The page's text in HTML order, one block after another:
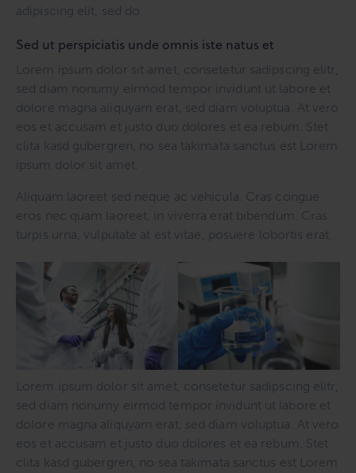
adipiscing elit, sed do.
Sed ut perspiciatis unde omnis iste natus et
Lorem ipsum dolor sit amet, consetetur sadipscing elitr,
sed diam nonumy eirmod tempor invidunt ut labore et
dolore magna aliquyam erat, sed diam voluptua. At vero
eos et accusam et justo duo dolores et ea rebum. Stet
clita kasd gubergren, no sea takimata sanctus est Lorem
ipsum dolor sit amet.
Aliquam laoreet sed neque ac vehicula. Cras congue
eros nec quam laoreet, in viverra erat bibendum. Cras
turpis urna, vulputate at est vitae, posuere lobortis erat.
Lorem ipsum dolor sit amet, consetetur sadipscing elitr,
sed diam nonumy eirmod tempor invidunt ut labore et
dolore magna aliquyam erat, sed diam voluptua. At vero
eos et accusam et justo duo dolores et ea rebum. Stet
clita kasd gubergren, no sea takimata sanctus est Lorem